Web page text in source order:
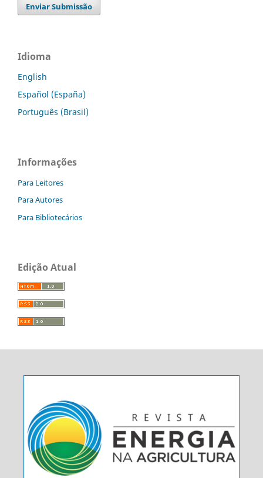
Enviar Submissão
Idioma
English
Español (España)
Português (Brasil)
Informações
Para Leitores
Para Autores
Para Bibliotecários
Edição Atual